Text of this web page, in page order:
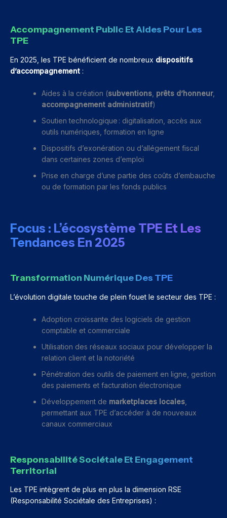
Accompagnement Public Et Aides Pour Les
TPE
En 2025, les TPE bénéficient de nombreux dispositifs
d’accompagnement :
Aides à la création (subventions prêts d’honneur,
accompagnement administratif)
Soutien technologique : digitalisation, accès aux
outils numériques, formation en ligne
Dispositifs d’exonération ou d’allégement fiscal
dans certaines zones d’emploi
Prise en charge d’une partie des coûts d’embauche
ou de formation par les fonds publics
Focus : L’écosystème TPE Et Les
Tendances En 2025
Transformation Numérique Des TPE
L’évolution digitale touche de plein fouet le secteur des TPE :
Adoption croissante des logiciels de gestion
comptable et commerciale
Utilisation des réseaux sociaux pour développer la
relation client et la notoriété
Pénétration des outils de paiement en ligne, gestion
des paiements et facturation électronique
Développement de marketplaces locales
permettant aux TPE d’accéder à de nouveaux
canaux commerciaux
Responsabilité Sociétale Et Engagement
Territorial
Les TPE intègrent de plus en plus la dimension RSE
(Responsabilité Sociétale des Entreprises) :